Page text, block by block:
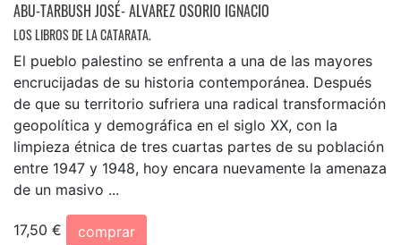
ABU-TARBUSH JOSÉ- ALVAREZ OSORIO IGNACIO
LOS LIBROS DE LA CATARATA.
El pueblo palestino se enfrenta a una de las mayores
encrucijadas de su historia contemporánea. Después
de que su territorio sufriera una radical transformación
geopolítica y demográfica en el siglo XX, con la
limpieza étnica de tres cuartas partes de su población
entre 1947 y 1948, hoy encara nuevamente la amenaza
de un masivo ...
17,50 €
comprar